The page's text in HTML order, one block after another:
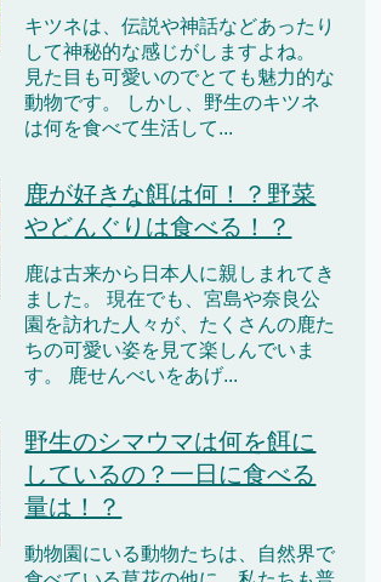
キツネは、伝説や神話などあったり
して神秘的な感じがしますよね。
見た目も可愛いのでとても魅力的な
動物です。 しかし、野生のキツネ
は何を食べて生活して...
鹿が好きな餌は何！？野菜
やどんぐりは食べる！？
鹿は古来から日本人に親しまれてき
ました。 現在でも、宮島や奈良公
園を訪れた人々が、たくさんの鹿た
ちの可愛い姿を見て楽しんでいま
す。 鹿せんべいをあげ...
野生のシマウマは何を餌に
しているの？一日に食べる
量は！？
動物園にいる動物たちは、自然界で